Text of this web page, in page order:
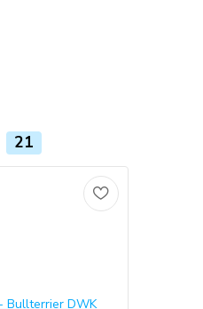
21